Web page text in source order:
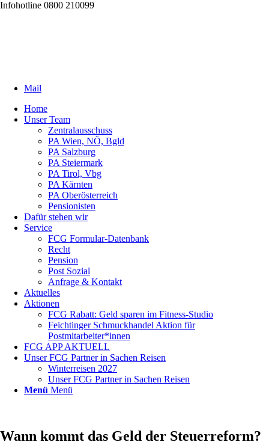
Infohotline 0800 210099
Mail
Home
Unser Team
Zentralausschuss
PA Wien, NÖ, Bgld
PA Salzburg
PA Steiermark
PA Tirol, Vbg
PA Kärnten
PA Oberösterreich
Pensionisten
Dafür stehen wir
Service
FCG Formular-Datenbank
Recht
Pension
Post Sozial
Anfrage & Kontakt
Aktuelles
Aktionen
FCG Rabatt: Geld sparen im Fitness-Studio
Feichtinger Schmuckhandel Aktion für
Postmitarbeiter*innen
FCG APP AKTUELL
Unser FCG Partner in Sachen Reisen
Winterreisen 2027
Unser FCG Partner in Sachen Reisen
Menü Menü
Wann kommt das Geld der Steuerreform?